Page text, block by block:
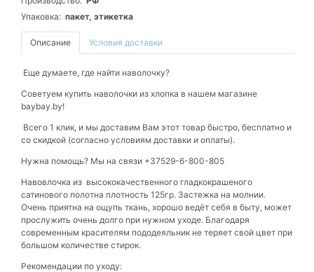
Упаковка: пакет, этикетка
Описание Условия доставки
Еще думаете, где найти наволочку?
Советуем купить наволочки из хлопка в нашем магазине
baybay.by!
Всего 1 клик, и мы доставим Вам этот товар быстро, бесплатно и
со скидкой (согласно условиям доставки и оплаты).
Нужна помощь? Мы на связи +37529-6-800-805
Навовлочка из высококачественного гладкокрашеного
сатинового полотна плотность 125гр. Застежка на молнии.
Очень приятна на ощупь ткань, хорошо ведёт себя в быту, может
прослужить очень долго при нужном уходе. Благодаря
современным красителям пододеяльник не теряет свой цвет при
большом количестве стирок.
Рекомендации по уходу: